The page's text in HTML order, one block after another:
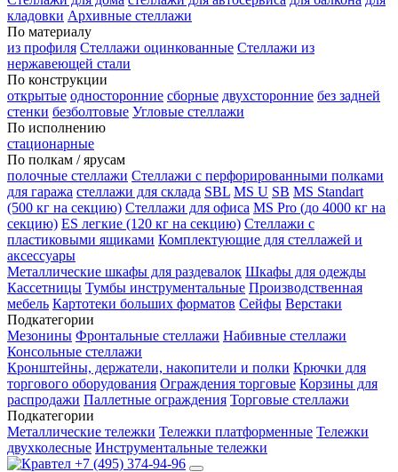
кладовки Архивные стеллажи
По материалу
из профиля Стеллажи оцинкованные Стеллажи из
нержавеющей стали
По конструкции
открытые односторонние сборные двухсторонние без задней
стенки безболтовые Угловые стеллажи
По исполнению
стационарные
По полкам / ярусам
полочные стеллажи Стеллажи с перфорированными полками
для гаража стеллажи для склада SBL MS U SB MS Standart
(500 кг на секцию) Стеллажи для офиса MS Pro (до 4000 кг на
секцию) ES легкие (120 кг на секцию) Стеллажи с
пластиковыми ящиками Комплектующие для стеллажей и
аксессуары
Металлические шкафы для раздевалок Шкафы для одежды
Кассетницы Тумбы инструментальные Производственная
мебель Картотеки больших форматов Сейфы Верстаки
Подкатегории
Мезонины Фронтальные стеллажи Набивные стеллажи
Консольные стеллажи
Кронштейны, держатели, накопители и полки Крючки для
торгового оборудования Ограждения торговые Корзины для
распродажи Паллетные ограждения Торговые стеллажи
Подкатегории
Металлические тележки Тележки платформенные Тележки
двухколесные Инструментальные тележки
+7 (495) 374-94-96